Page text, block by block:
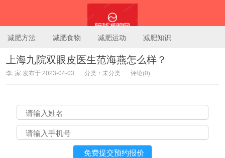
陪我减肥网
减肥方法 减肥食物 减肥运动 减肥知识
上海九院双眼皮医生范海燕怎么样？
李, 家 发布于 2023-04-03 分类：未分类 评论(0)